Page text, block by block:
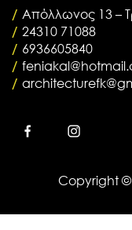
/ Απόλλωνος 13 –
/ 24310 71088
/ 6936605840
/
/
Copyright ©